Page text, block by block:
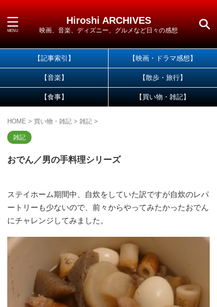
Hiroshi ARCHIVES
映画、音楽、ディズニー、グルメなど日々の感想
【記事索引】 【映画・ドラマ感想】
【音楽】 【散歩・旅行】
【食事】 【買い物・雑記】
HOME > 買い物・雑記 > 雑記 >
雑記
おでん／男の手料理シリーズ
ステイホーム期間中、自炊をしていた訳ですが自炊のレパ
ートリーも少ないので、前々からやってみたかったおでん
にチャレンジしてみました。